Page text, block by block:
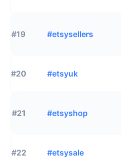
#19 #etsysellers
#20 #etsyuk
#21 #etsyshop
#22 #etsysale